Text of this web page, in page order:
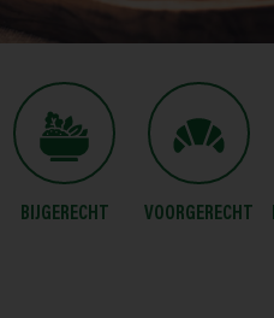
BIJGERECHT VOORGERECHT